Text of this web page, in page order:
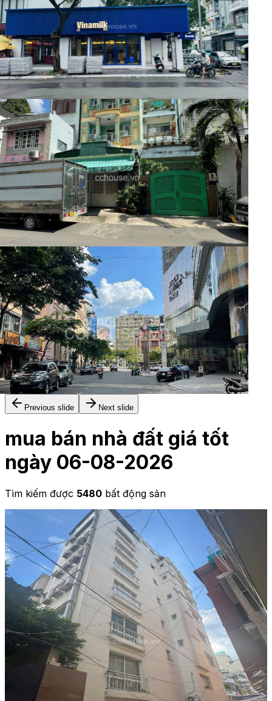
Mã:8959Vị Trí Trung Tâm Quận 10 Cư Xá Bắc
Hải mặt tiền Cửu Long 87.78m2 Nhà 2 tầng
dòng tiền gần 800 triệu/
Nhà phố
36 Tỷ
Mã:6787Cư Xá Bắc Hải Quận 10 ,Cực Hiếm
Dòng Tiền Cho Thuê 1 tỷ 2 /năm
Nhà phố
105 Tỷ
Mã:9720Siêu Vị Trí Kim Cuơng Nhà Mặt Tiền
Ngay Phố Đi Bộ Nguyễn Huệ - Bến Nghé Quận 1-
Cực Kỳ Đắc Địa
Previous slide Next slide
mua bán nhà đất giá tốt
ngày 06-08-2026
Tìm kiếm được 5480 bất động sản